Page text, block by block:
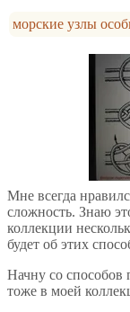
морские узлы
Мне всегда
сложность. Знаю
коллекции
будет об этих
Начну со способов
тоже в моей